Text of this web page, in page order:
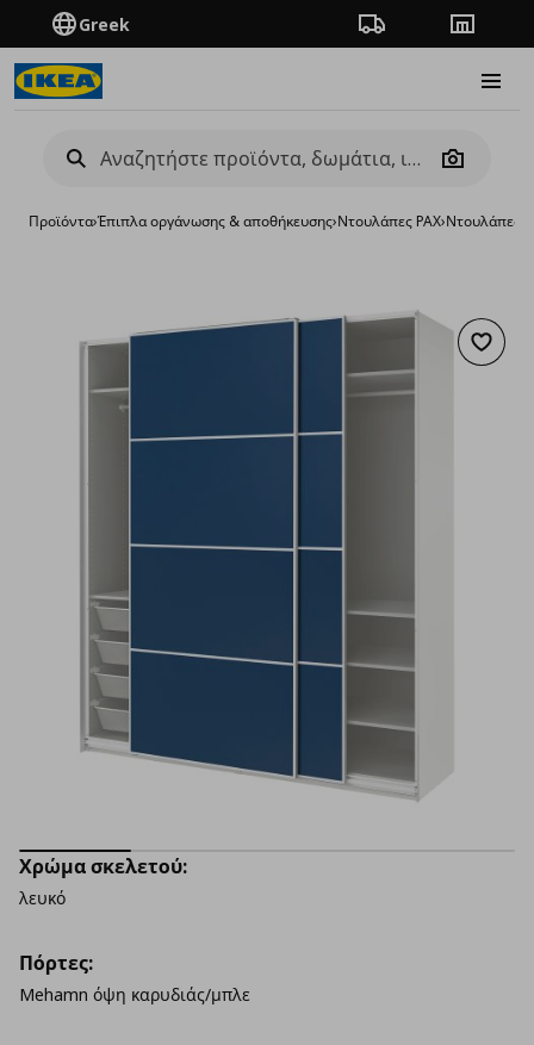
Greek Πορεία παραγγελίας
Camera
Προϊόντα›Έπιπλα οργάνωσης & αποθήκευσης›Ντουλάπες PAX›Ντουλάπες
Χρώμα σκελετού:
λευκό
Πόρτες:
Mehamn όψη καρυδιάς/μπλε